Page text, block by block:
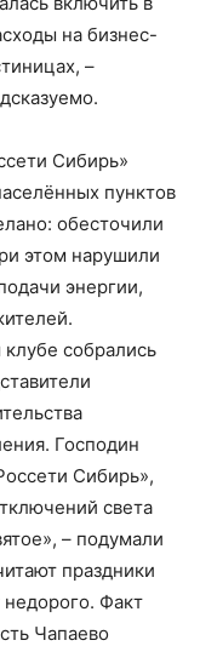
на бизнес-
–
Сибирь»
пунктов
обесточили
этом нарушили
энергии,
собрались
Господин
Сибирь»,
света
– подумали
праздники
Факт
Чапаево